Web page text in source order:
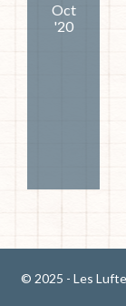
Oct
'20
© 2025 - Les